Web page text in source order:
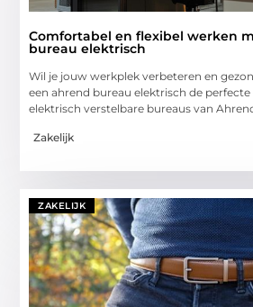
Comfortabel en flexibel werken
bureau elektrisch
Wil je jouw werkplek verbeteren en
een ahrend bureau elektrisch de perfecte
elektrisch verstelbare bureaus van
Zakelijk
ZAKELIJK